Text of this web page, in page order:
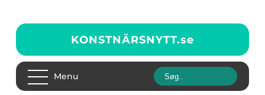
KONSTNÄRSNYTT.se
Menu